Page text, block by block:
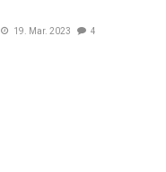
19. Mar. 2023 4